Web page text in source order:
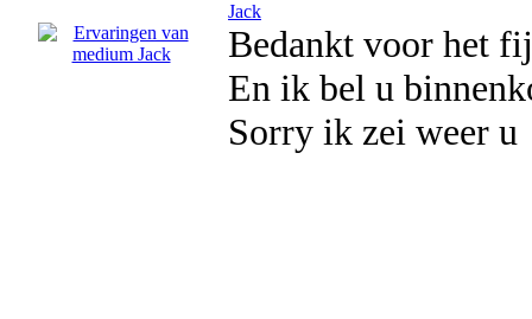
Jack
Bedankt voor het
En ik bel u
Sorry ik zei weer u